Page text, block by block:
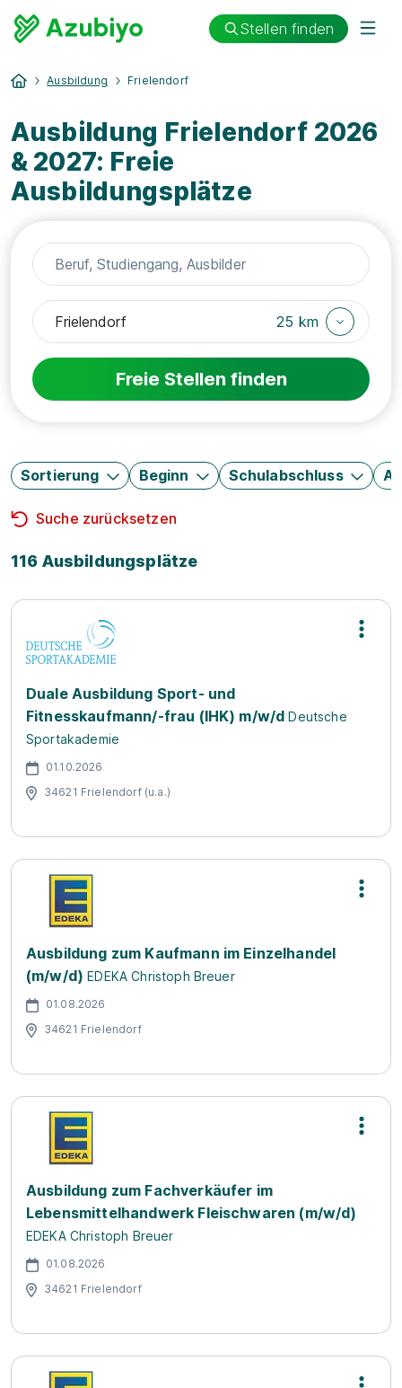
Stellen finden
Ausbildung Frielendorf
Ausbildung Frielendorf 2026
& 2027: Freie
Ausbildungsplätze
25 km
Freie Stellen finden
Sortierung Beginn Schulabschluss
Suche zurücksetzen
116 Ausbildungsplätze
Duale Ausbildung Sport- und
Fitnesskaufmann/-frau (IHK) m/w/d Deutsche
Sportakademie
01.10.2026
34621 Frielendorf (u.a.)
Ausbildung zum Kaufmann im Einzelhandel
(m/w/d) EDEKA Christoph Breuer
01.08.2026
34621 Frielendorf
Ausbildung zum Fachverkäufer im
Lebensmittelhandwerk Fleischwaren (m/w/d)
EDEKA Christoph Breuer
01.08.2026
34621 Frielendorf